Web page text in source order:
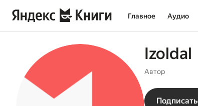
Главное Аудио
Izoldal
Автор